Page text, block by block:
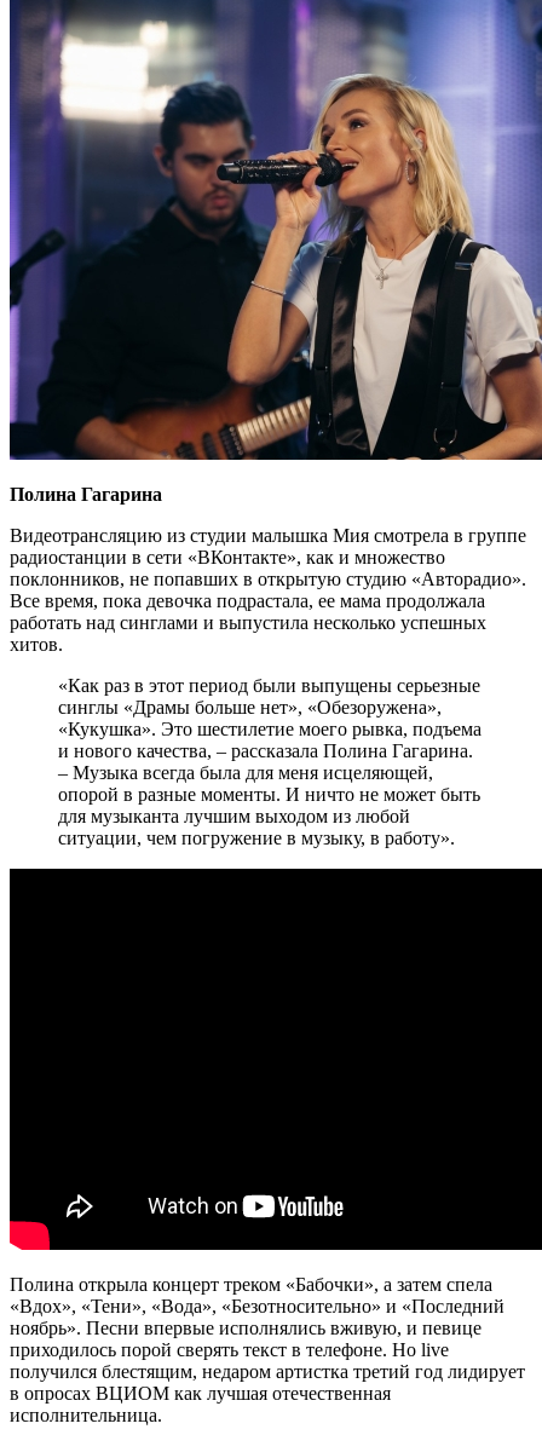
Полина Гагарина
Видеотрансляцию из студии малышка Мия смотрела в группе
радиостанции в сети «ВКонтакте», как и множество
поклонников, не попавших в открытую студию «Авторадио».
Все время, пока девочка подрастала, ее мама продолжала
работать над синглами и выпустила несколько успешных
хитов.
«Как раз в этот период были выпущены серьезные
синглы «Драмы больше нет», «Обезоружена»,
«Кукушка». Это шестилетие моего рывка, подъема
и нового качества, – рассказала Полина Гагарина.
– Музыка всегда была для меня исцеляющей,
опорой в разные моменты. И ничто не может быть
для музыканта лучшим выходом из любой
ситуации, чем погружение в музыку, в работу».
Полина открыла концерт треком «Бабочки», а затем спела
«Вдох», «Тени», «Вода», «Безотносительно» и «Последний
ноябрь». Песни впервые исполнялись вживую, и певице
приходилось порой сверять текст в телефоне. Но live
получился блестящим, недаром артистка третий год лидирует
в опросах ВЦИОМ как лучшая отечественная
исполнительница.